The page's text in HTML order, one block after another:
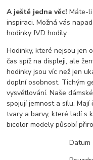
A ještě jedna věc! Máte-li
inspiraci. Možná vás
hodinky JVD hodily.
Hodinky, které nejsou jen
čas spíž na displeji, ale
hodinky jsou víc než jen
doplní osobnost. Tichým
vysvětlování. Naše
spojují jemnost a sílu. Mají
tvary a barvy, které ladí s
bicolor modely působí
Datum